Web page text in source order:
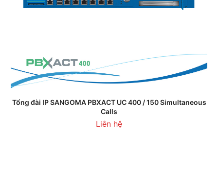
Tổng đài IP SANGOMA PBXACT UC 400 / 150 Simultaneous
Calls
Liên hệ